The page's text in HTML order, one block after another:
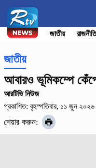
জাতীয়
জাতীয়
আবারও ভূমিকম্পে
আরটিভি নিউজ
প্রকাশিত: বৃহস্পতিবার, ১১ জুন
শেয়ার করুন: